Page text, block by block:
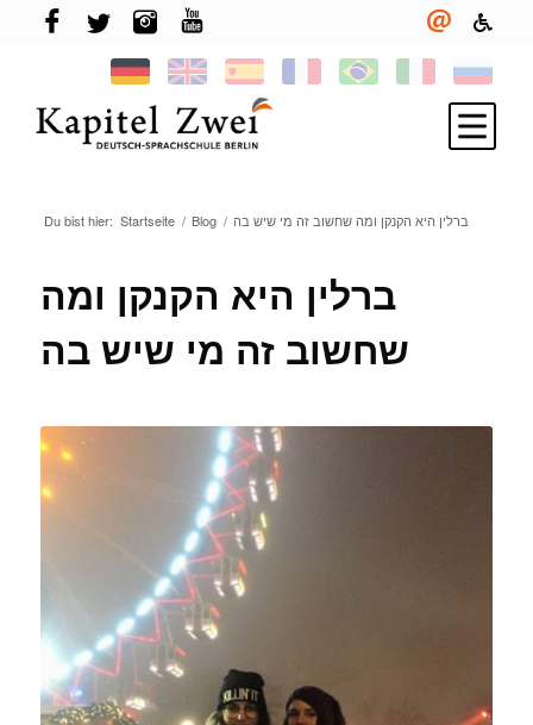
Melde Dich an
TELC & TestDaF
Leben in Berlin
Neuigkeiten
Du bist hier: Startseite / Blog / ברלין היא הקנקן ומה שחשוב זה מי שיש בה
ברלין היא הקנקן ומה
שחשובזה מי שישבה